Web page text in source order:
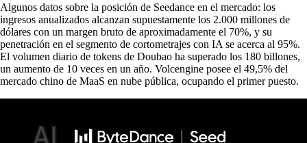
Algunos datos sobre la posición de Seedance en el mercado: los
ingresos anualizados alcanzan supuestamente los 2.000 millones de
dólares con un margen bruto de aproximadamente el 70%, y su
penetración en el segmento de cortometrajes con IA se acerca al 95%.
El volumen diario de tokens de Doubao ha superado los 180 billones,
un aumento de 10 veces en un año. Volcengine posee el 49,5% del
mercado chino de MaaS en nube pública, ocupando el primer puesto.